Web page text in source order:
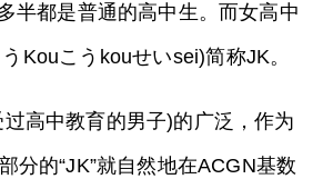
半都是普通的高中生。而女高中
Kouこうkouせいsei)简称JK。
高中教育的男子)的广泛，作为
分的“JK”就自然地在ACGN基数